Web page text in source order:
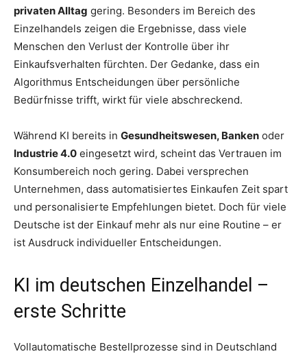
privaten Alltag gering. Besonders im Bereich des
Einzelhandels zeigen die Ergebnisse, dass viele
Menschen den Verlust der Kontrolle über ihr
Einkaufsverhalten fürchten. Der Gedanke, dass ein
Algorithmus Entscheidungen über persönliche
Bedürfnisse trifft, wirkt für viele abschreckend.
Während KI bereits in Gesundheitswesen, Banken oder
Industrie 4.0 eingesetzt wird, scheint das Vertrauen im
Konsumbereich noch gering. Dabei versprechen
Unternehmen, dass automatisiertes Einkaufen Zeit spart
und personalisierte Empfehlungen bietet. Doch für viele
Deutsche ist der Einkauf mehr als nur eine Routine – er
ist Ausdruck individueller Entscheidungen.
KI im deutschen Einzelhandel –
erste Schritte
Vollautomatische Bestellprozesse sind in Deutschland